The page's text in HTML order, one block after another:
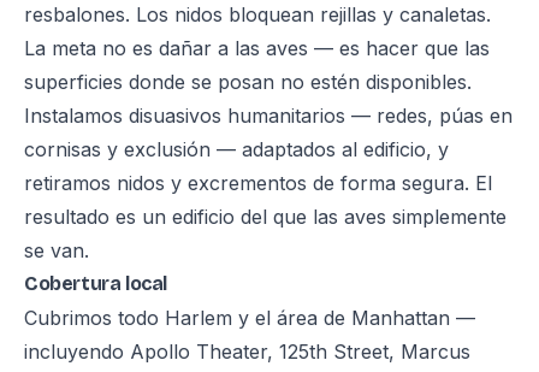
resbalones. Los nidos bloquean rejillas y canaletas.
La meta no es dañar a las aves — es hacer que las
superficies donde se posan no estén disponibles.
Instalamos disuasivos humanitarios — redes, púas en
cornisas y exclusión — adaptados al edificio, y
retiramos nidos y excrementos de forma segura. El
resultado es un edificio del que las aves simplemente
se van.
Cobertura local
Cubrimos todo Harlem y el área de Manhattan —
incluyendo Apollo Theater, 125th Street, Marcus